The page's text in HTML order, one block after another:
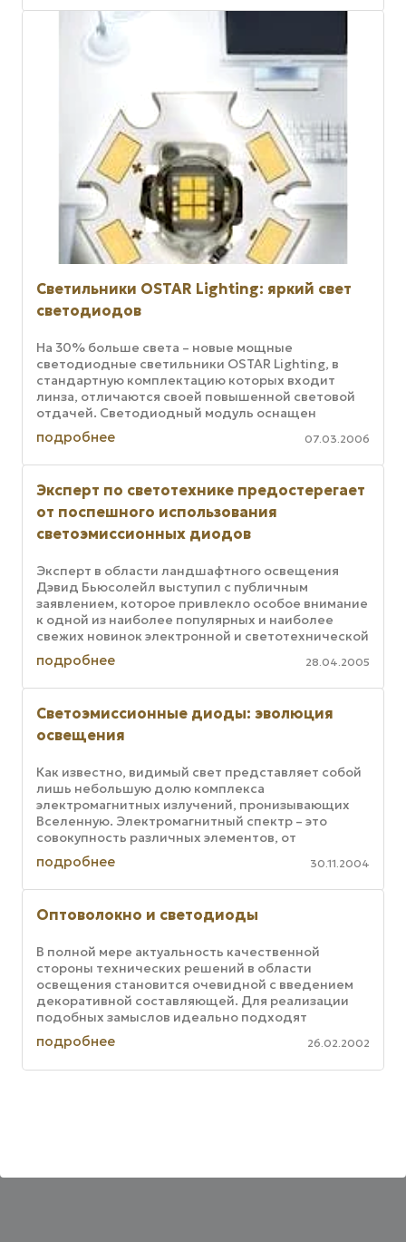
Светильники OSTAR Lighting: яркий свет
светодиодов
На 30% больше света – новые мощные
светодиодные светильники OSTAR Lighting, в
стандартную комплектацию которых входит
линза, отличаются своей повышенной световой
отдачей. Светодиодный модуль оснащен
четырьмя или шестью последовательно
подключенными ...
подробнее 07.03.2006
Эксперт по светотехнике предостерегает
от поспешного использования
светоэмиссионных диодов
Эксперт в области ландшафтного освещения
Дэвид Бьюсолейл выступил с публичным
заявлением, которое привлекло особое внимание
к одной из наиболее популярных и наиболее
свежих новинок электронной и светотехнической
промышленности. Речь идет о ...
подробнее 28.04.2005
Светоэмиссионные диоды: эволюция
освещения
Как известно, видимый свет представляет собой
лишь небольшую долю комплекса
электромагнитных излучений, пронизывающих
Вселенную. Электромагнитный спектр – это
совокупность различных элементов, от
радиоволн длиной от метра и более до
рентгеновских ...
подробнее 30.11.2004
Оптоволокно и светодиоды
В полной мере актуальность качественной
стороны технических решений в области
освещения становится очевидной с введением
декоративной составляющей. Для реализации
подобных замыслов идеально подходят
оптоволоконные осветительные системы.
Данному ...
подробнее 26.02.2002